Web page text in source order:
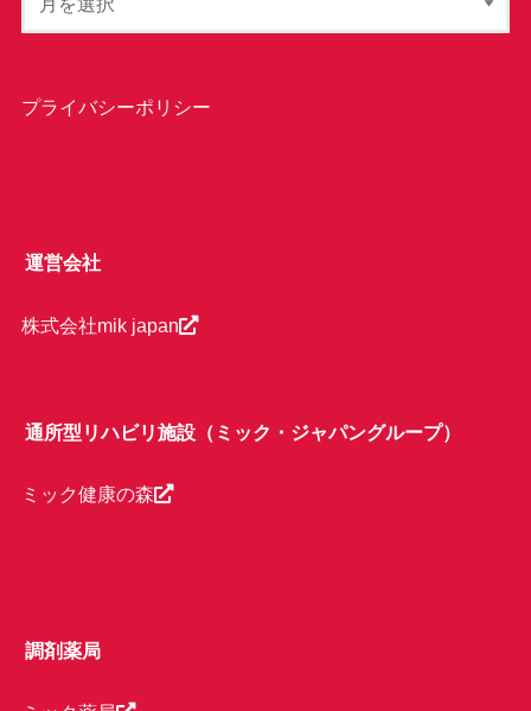
プライバシーポリシー
運営会社
株式会社mik japan
通所型リハビリ施設（ミック・ジャパングループ）
ミック健康の森
調剤薬局